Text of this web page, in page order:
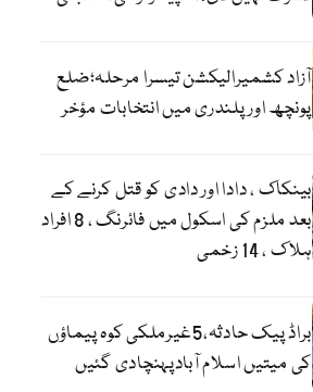
آزاد کشمیرالیکشن تیسرا مرحلہ؛ضلع
پونچھ اور پلندری میں انتخابات مؤخر
بینکاک ، دادا اور دادی کو قتل کرنے کے
بعد ملزم کی اسکول میں فائرنگ ، 8 افراد
ہلاک ، 14 زخمی
براڈ پیک حادثہ،5غیرملکی کوہ پیماؤں
کی میتیں اسلام آبادپہنچادی گئیں